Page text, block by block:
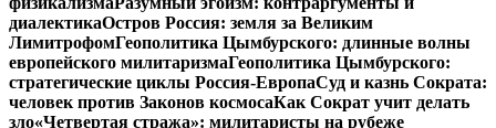
диалектикаОстров Россия: земля за Великим
ЛимитрофомГеополитика Цымбурского: длинные волны
европейского милитаризмаГеополитика Цымбурского:
стратегические циклы Россия-ЕвропаСуд и казнь Сократа:
человек против Законов космосаКак Сократ учит делать
зло«Четвертая стража»: милитаристы на рубеже